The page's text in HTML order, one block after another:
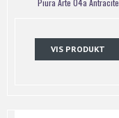
VIS PRODUKT